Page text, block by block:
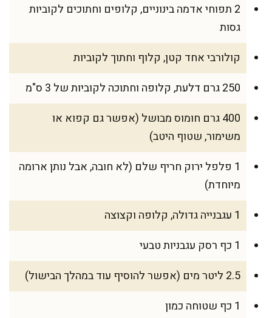
2 תפוחי אדמה בינוניים, קלופים וחתוכים לקוביות
גסות
קולורבי אחד קטן, קלוף וחתוך לקוביות
250 גרם דלעת, קלופה וחתוכה לקוביות של 3 ס"מ
400 גרם חומוס מבושל (אפשר גם קפוא או
משימור, שטוף היטב)
1 פלפל ירוק חריף שלם (לא חובה, אבל נותן ארומה
מיוחדת)
1 עגבנייה גדולה, קלופה וקצוצה
1 כף רסק עגבניות טבעי
2.5 ליטר מים (אפשר להוסיף עוד במהלך הבישול)
1 כף שטוחה כמון